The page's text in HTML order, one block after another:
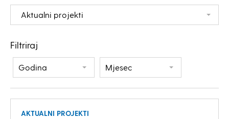
Aktualni projekti
Filtriraj
Godina Mjesec
AKTUALNI PROJEKTI